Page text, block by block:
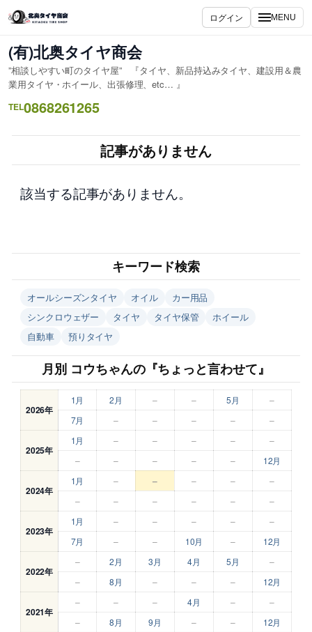
容
を
ス
キ
ッ
プ
ログイン MENU
(有)北奥タイヤ商会
”相談しやすい町のタイヤ屋” 『タイヤ、新品持込みタイヤ、建設用＆農
業用タイヤ・ホイール、出張修理、etc… 』
TEL0868261265
記事がありません
該当する記事がありません。
キーワード検索
オールシーズンタイヤ オイル
カー用品
シンクロウェザー
タイヤ タイヤ保管
ホイール
自動車
預りタイヤ
月別 コウちゃんの『ちょっと言わせて』
2026年
1月 2月 – – 5月
–
7月
– – – – –
2025年
1月 – – – –
–
–
– – – – 12月
2024年
1月 – – – –
–
–
– – – – –
2023年
1月 – – – –
–
7月
– – 10月 – 12月
2022年
– 2月 3月 4月 5月
–
–
8月 – – – 12月
2021年
– – – 4月 –
–
–
8月 9月 – – 12月